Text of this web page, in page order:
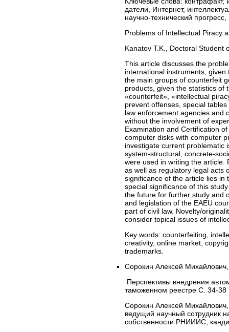
датели, Интернет,
научно-технический
Problems of Intellectual Piracy
Kanatov T.K., Doctoral Student
This article discusses the
international instruments,
the main groups of counterfeit
products, given the statistics of
«counterfeit», «intellectual
prevent offenses, special
law enforcement agencies and
without the involvement of
Examination and Certification
computer disks with computer
investigate current problematic
system-structural, concrete-
were used in writing the article.
as well as regulatory legal acts
significance of the article lies in
special significance of this
the future for further study and
and legislation of the EAEU
part of civil law. Novelty/
consider topical issues of
Key words: counterfeiting,
creativity, online market,
trademarks.
Сорокин Алексей Михайлович,
Перспективы внедрения
таможенном реестре С. 34-38
Сорокин Алексей
ведущий научный сотрудник
собственности РНИИИС,